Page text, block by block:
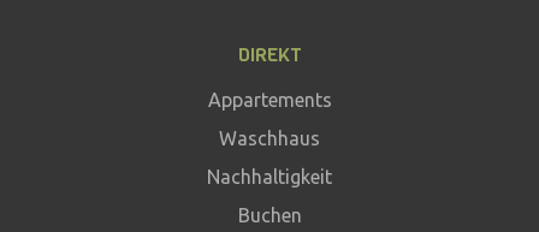
DIREKT
Appartements
Waschhaus
Nachhaltigkeit
Buchen